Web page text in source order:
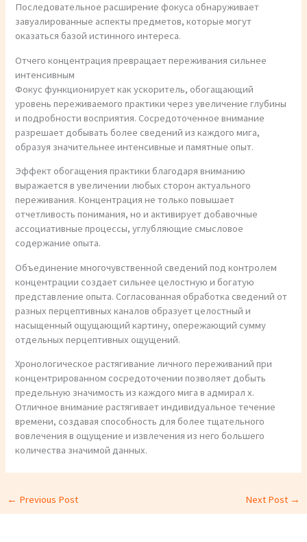
Последовательное расширение фокуса обнаруживает
завуалированные аспекты предметов, которые могут
оказаться базой истинного интереса.
Отчего концентрация превращает переживания сильнее
интенсивным
Фокус функционирует как ускоритель, обогащающий
уровень переживаемого практики через увеличение глубины
и подробности восприятия. Сосредоточенное внимание
разрешает добывать более сведений из каждого мига,
образуя значительнее интенсивные и памятные опыт.
Эффект обогащения практики благодаря вниманию
выражается в увеличении любых сторон актуального
переживания. Концентрация не только повышает
отчетливость понимания, но и активирует добавочные
ассоциативные процессы, углубляющие смысловое
содержание опыта.
Объединение многочувственной сведений под контролем
концентрации создает сильнее целостную и богатую
представление опыта. Согласованная обработка сведений от
разных перцептивных каналов образует целостный и
насыщенный ощущающий картину, опережающий сумму
отдельных перцептивных ощущений.
Хронологическое растягивание личного переживаний при
концентрированном сосредоточении позволяет добыть
предельную значимость из каждого мига в адмирал х.
Отличное внимание растягивает индивидуальное течение
времени, создавая способность для более тщательного
вовлечения в ощущение и извлечения из него большего
количества значимой данных.
← Previous Post Next Post →